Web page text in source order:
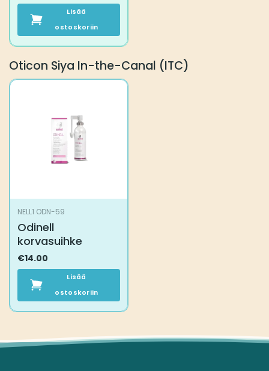
Lisää
ostoskoriin
Oticon Siya In-the-Canal (ITC)
NELL1 ODN-59
Odinell
korvasuihke
€14.00
Lisää
ostoskoriin